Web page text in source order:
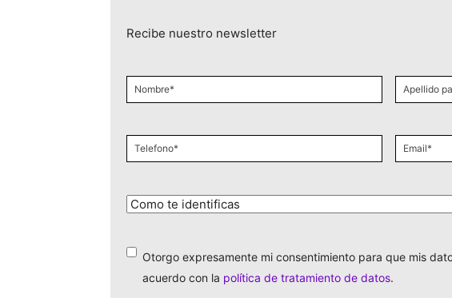
Recibe nuestro newsletter
Nombre*
Apellido
paterno*
Celular* Email*
¿Cómo
identificas?
*
Otorgo expresamente mi consentimiento para que mis
acuerdo con la política de tratamiento de datos.